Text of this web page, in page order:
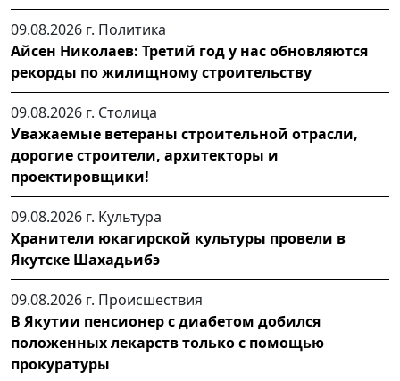
09.08.2026 г. Политика
Айсен Николаев: Третий год у нас обновляются
рекорды по жилищному строительству
09.08.2026 г. Столица
Уважаемые ветераны строительной отрасли,
дорогие строители, архитекторы и
проектировщики!
09.08.2026 г. Культура
Хранители юкагирской культуры провели в
Якутске Шахадьибэ
09.08.2026 г. Происшествия
В Якутии пенсионер с диабетом добился
положенных лекарств только с помощью
прокуратуры